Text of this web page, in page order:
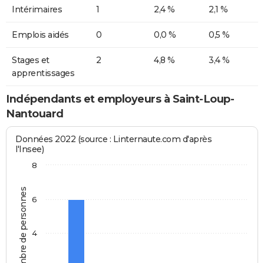
Intérimaires 1 2,4 % 2,1 %
Emplois aidés 0 0,0 % 0,5 %
Stages et
apprentissages
2 4,8 % 3,4 %
Indépendants et employeurs à Saint-Loup-
Nantouard
Nombre de personnes
Données 2022 (source : Linternaute.com d'après
l'Insee)
4
6
8